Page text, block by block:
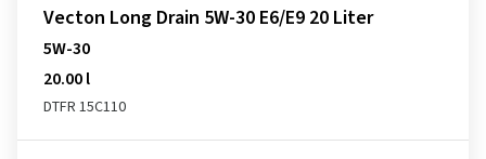
Vecton Long Drain 5W-30 E6/E9 20 Liter
5W-30
20.00 l
DTFR 15C110